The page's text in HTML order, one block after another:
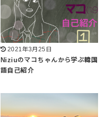
2021年3月25日
Niziuのマコちゃんから学ぶ韓国
語自己紹介